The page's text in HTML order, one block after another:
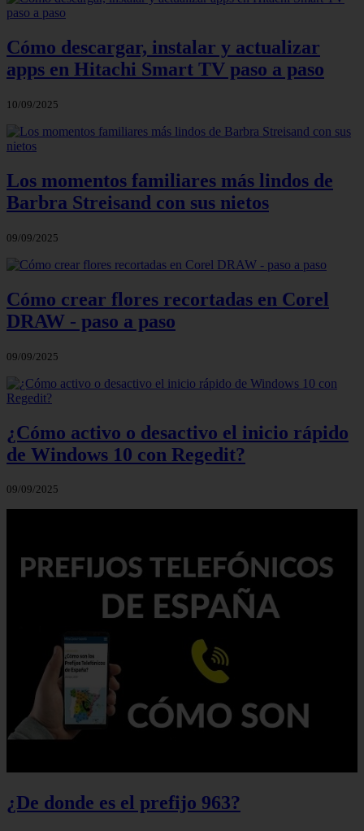
Cómo descargar, instalar y actualizar
apps en Hitachi Smart TV paso a paso
10/09/2025
Los momentos familiares más lindos de
Barbra Streisand con sus nietos
09/09/2025
Cómo crear flores recortadas en Corel
DRAW - paso a paso
09/09/2025
¿Cómo activo o desactivo el inicio rápido
de Windows 10 con Regedit?
09/09/2025
¿De donde es el prefijo 963?